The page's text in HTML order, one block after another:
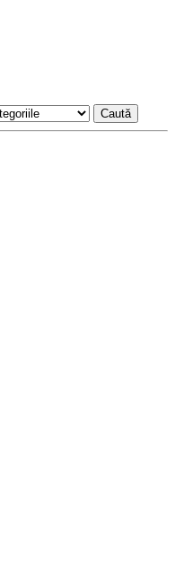
Caută